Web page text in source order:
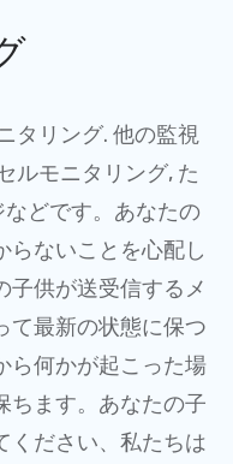
タリング. 他の監視
ルモニタリング, た
どです。あなたの
らないことを心配し
子供が送受信するメ
て最新の状態に保つ
ら何かが起こった場
ちます。あなたの子
ください、私たちは